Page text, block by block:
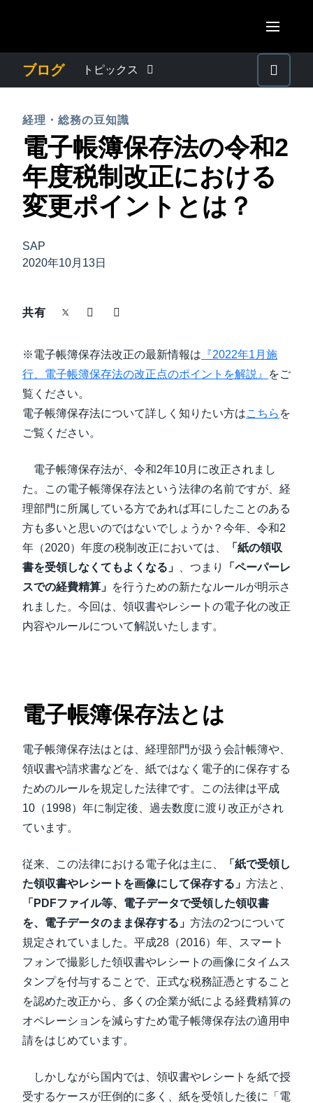
AMERICAS
Canada (Français)
México (Español)
Brasil (Português)
United Kingdom (English)
France (Français)
Deutschland (Deutsch)
Belgium (English)
ASIA PACIFIC
Australia (English)
India (English)
ブログ トピックス
プレスリリース
電子帳簿保存法・インボイス制度
中堅・中小企業
製品情報
働きかた改革
自治体・公共機関・教育機関等
経理・総務の豆知識
電子帳簿保存法の令和2
年度税制改正における
変更ポイントとは？
SAP
2020年10月13日
共有
※電子帳簿保存法改正の最新情報は 『2022年1月施
行、電子帳簿保存法の改正点のポイントを解説』
をご
覧ください。
電子帳簿保存法について詳しく知りたい方はこちら を
ご覧ください。
電子帳簿保存法が、令和2年10月に改正されまし
た。この電子帳簿保存法という法律の名前ですが、経
理部門に所属している方であれば耳にしたことのある
方も多いと思いのではないでしょうか？今年、令和2
年（2020）年度の税制改正においては、
「紙の領収
書を受領しなくてもよくなる」
、つまり
「ペーパーレ
スでの経費精算」 を行うための新たなルールが明示さ
れました。今回は、領収書やレシートの電子化の改正
内容やルールについて解説いたします。
電子帳簿保存法とは
電子帳簿保存法はとは、経理部門が扱う会計帳簿や、
領収書や請求書などを、紙ではなく電子的に保存する
ためのルールを規定した法律です。この法律は平成
10（1998）年に制定後、過去数度に渡り改正がされ
ています。
従来、この法律における電子化は主に、
「紙で受領し
た領収書やレシートを画像にして保存する」 方法と、
「PDFファイル等、電子データで受領した領収書
を、電子データのまま保存する」 方法の2つについて
規定されていました。平成28（2016）年、スマート
フォンで撮影した領収書やレシートの画像にタイムス
タンプを付与することで、正式な税務証憑とすること
を認めた改正から、多くの企業が紙による経費精算の
オペレーションを減らすため電子帳簿保存法の適用申
請をはじめています。
しかしながら国内では、領収書やレシートを紙で授
受するケースが圧倒的に多く、紙を受領した後に「電